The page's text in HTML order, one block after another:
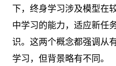
下，终身学习涉及模型在
中学习的能力，适应新任
识。这两个概念都强调从
学习，但背景略有不同。